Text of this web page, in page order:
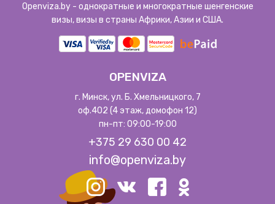
Openviza.by - однократные и многократные шенгенские
визы, визы в страны Африки, Азии и США.
OPENVIZA
г. Минск, ул. Б. Хмельницкого, 7
оф.402 (4 этаж, домофон 12)
пн-пт: 09:00-19:00
+375 29 630 00 42
info@openviza.by